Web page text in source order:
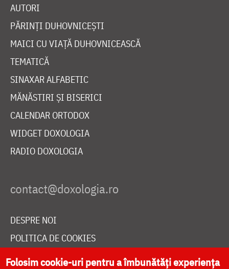
AUTORI
PĂRINȚI DUHOVNICEȘTI
MAICI CU VIAȚĂ DUHOVNICEASCĂ
TEMATICĂ
SINAXAR ALFABETIC
MĂNĂSTIRI ȘI BISERICI
CALENDAR ORTODOX
WIDGET DOXOLOGIA
RADIO DOXOLOGIA
DESPRE NOI
POLITICA DE COOKIES
DONEAZĂ ONLINE PENTRU CATEDRALA NAȚIONALĂ
Folosim cookie-uri pentru a îmbunătăți experiența